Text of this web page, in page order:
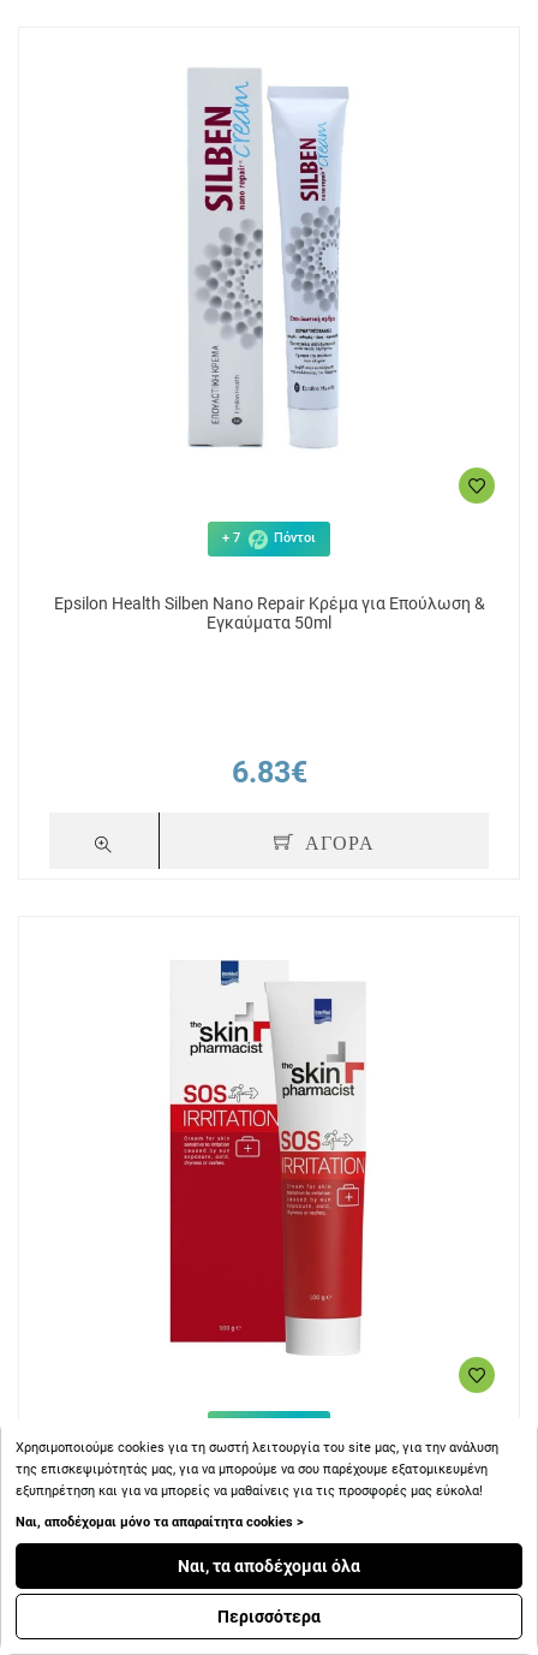
+ 7 Πόντοι
Epsilon Health Silben Nano Repair Κρέμα για Επούλωση &
Εγκαύματα 50ml
6.83€
ΑΓΟΡΑ
Intermed The Skin Pharmacist SOS Irritation Κρέμα για
Εγκαύματα 100gr
Χρησιμοποιούμε cookies για τη σωστή λειτουργία του site μας, για την ανάλυση
της επισκεψιμότητάς μας, για να μπορούμε να σου παρέχουμε εξατομικευμένη
εξυπηρέτηση και για να μπορείς να μαθαίνεις για τις προσφορές μας εύκολα!
Ναι, αποδέχομαι μόνο τα απαραίτητα cookies >
Ναι, τα αποδέχομαι όλα
Περισσότερα